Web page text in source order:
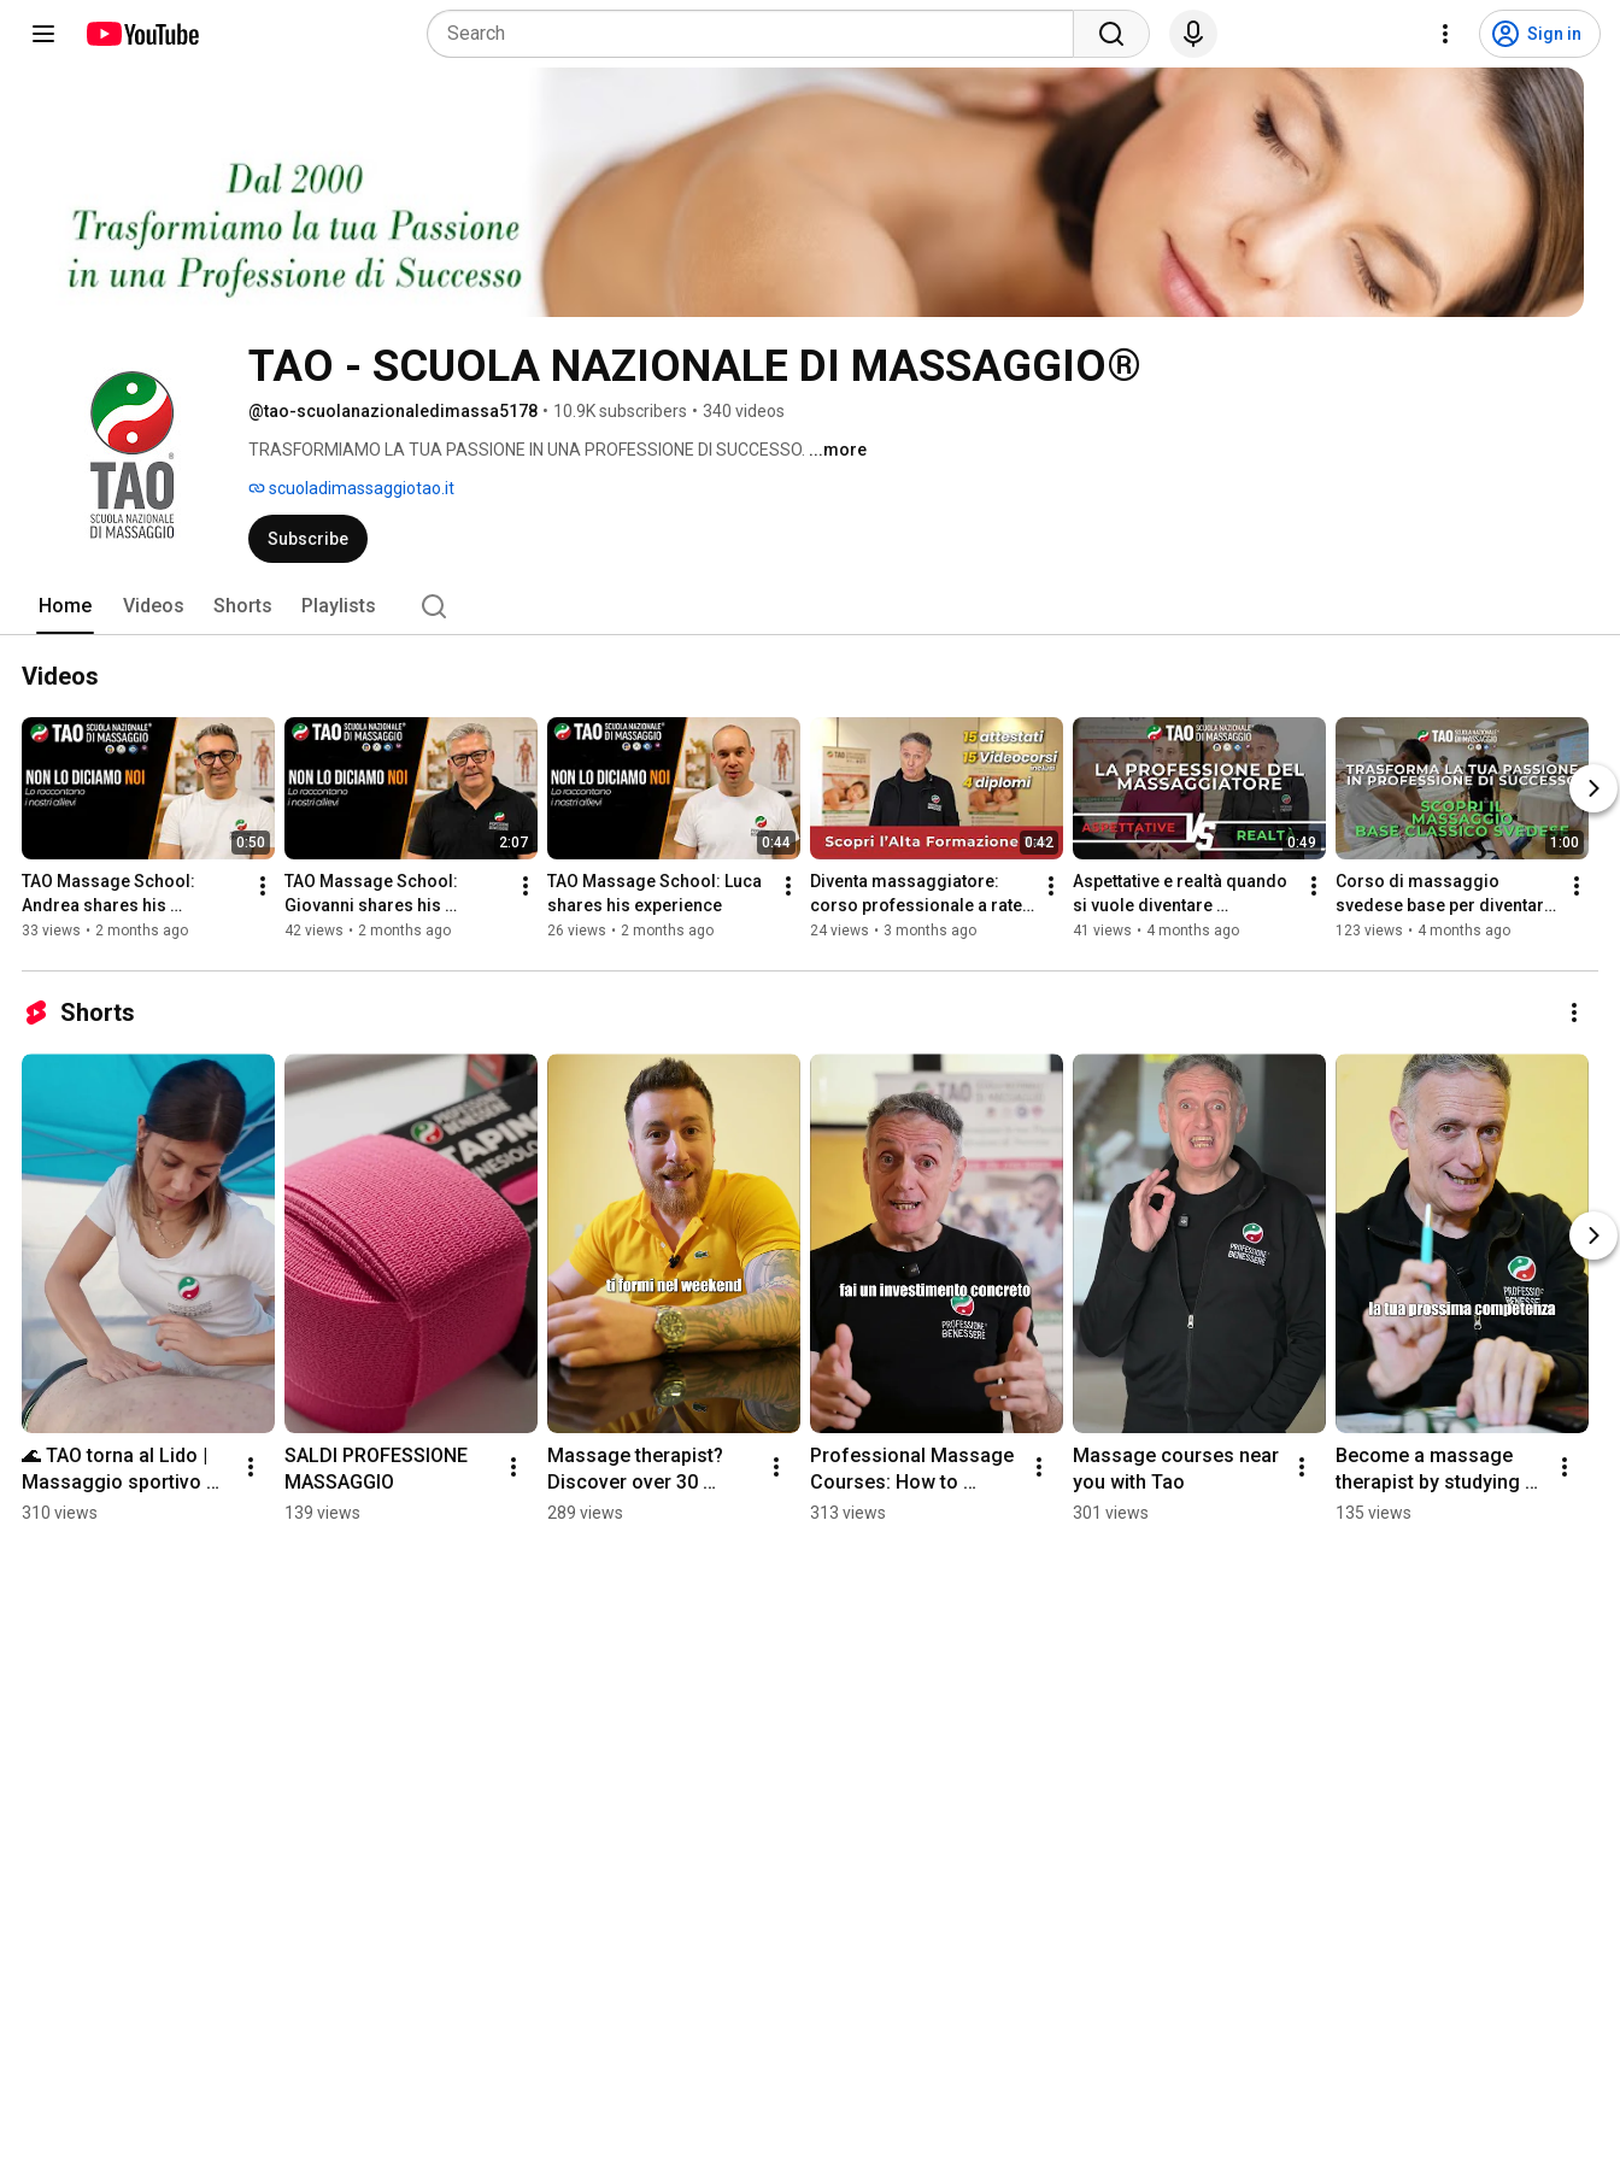
Sign in
TAO - SCUOLA NAZIONALE DI MASSAGGIO®
@tao-scuolanazionaledimassa5178 • 10.9K subscribers • 340 videos
TRASFORMIAMO LA TUA PASSIONE IN UNA PROFESSIONE DI SUCCESSO. ...more
scuoladimassaggiotao.it
Subscribe
Home Videos Shorts Playlists
Videos
0:50
TAO Massage School:
Andrea shares his
experience
33 views • 2 months ago
2:07
TAO Massage School:
Giovanni shares his
experience
42 views • 2 months ago
0:44
TAO Massage School: Luca
shares his experience
26 views • 2 months ago
0:42
Diventa massaggiatore:
corso professionale a rate
tasso zero
24 views • 3 months ago
0:49
Aspettative e realtà quando
si vuole diventare
massaggiatore.
41 views • 4 months ago
1:00
Corso di massaggio
svedese base per diventare
massaggiatore
123 views • 4 months ago
Shorts
🌊 TAO torna al Lido |
Massaggio sportivo
sul campo
310 views
SALDI PROFESSIONE
MASSAGGIO
139 views
Massage therapist?
Discover over 30
Taoist courses.
289 views
Professional Massage
Courses: How to
Choose the Right One
313 views
Massage courses near
you with Tao
301 views
Become a massage
therapist by studying
on weekends
135 views